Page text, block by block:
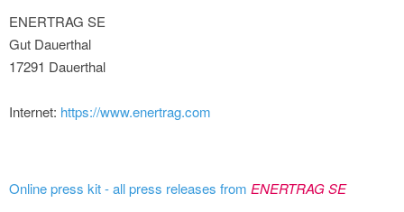
ENERTRAG SE
Gut Dauerthal
17291 Dauerthal
Internet: https://www.enertrag.com
Online press kit - all press releases from ENERTRAG SE